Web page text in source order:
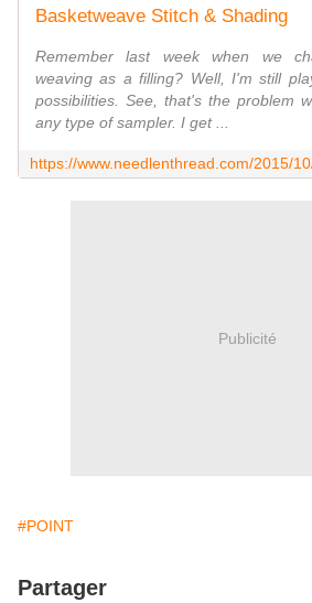
Basketweave Stitch & Shading
Remember last week when we
weaving as a filling? Well, I'm still
possibilities. See, that's the problem
any type of sampler. I get ...
Publicité
#POINT
Partager